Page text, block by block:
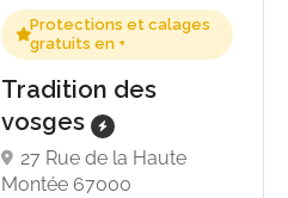
Protections et calages
gratuits en +
Tradition des
vosges
27 Rue de la Haute
Montée 67000